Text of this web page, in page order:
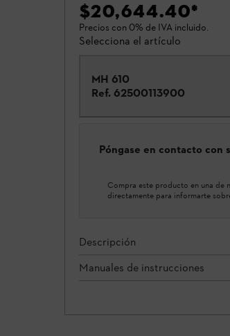
$20,644.40*
Precios con 0% de IVA incluido.
Selecciona el artículo
MH 610
Ref. 62500113900
Póngase en contacto con
Compra este producto en una de
directamente para informarte
Descripción
Manuales de instrucciones